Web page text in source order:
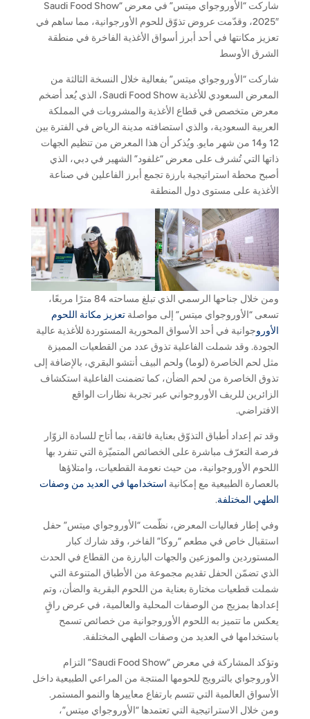
شاركت “الأوروجواي ميتس” في معرض “Saudi Food Show
2025″، وقدّمت عروض تذوّق للحوم الأورجوانية، مما ساهم في
تعزيز مكانتها في أحد أبرز أسواق الأغذية الفاخرة في منطقة
الشرق الأوسط
شاركت “الأوروجواي ميتس” بفعالية خلال النسخة الثالثة من
المعرض السعودي للأغذية Saudi Food Show، الذي يُعد أضخم
معرض متخصص في قطاع الأغذية والمشروبات في المملكة
العربية السعودية، والذي استضافته مدينة الرياض في الفترة بين
12 و14 من شهر مايو. ويُذكر أن هذا المعرض من تنظيم الجهات
ذاتها التي تُشرف على معرض “غلفود” الشهير في دبي، الذي
أصبح محطة استراتيجية بارزة تجمع أبرز الفاعلين في صناعة
الأغذية على مستوى دول المنطقة
ومن خلال جناحها الرسمي الذي تبلغ مساحته 84 مترًا مربعًا،
تسعى “الأوروجواي ميتس” إلى مواصلة تعزيز مكانة اللحوم
الأوروجوانية في أحد الأسواق المحورية المستوردة للأغذية عالية
الجودة. وقد شملت الفاعلية تذوق عدد من القطعيات المميزة
مثل لحم الخاصرة (لوما) ولحم البيف أنتشو البقري، بالإضافة إلى
تذوق الخاصرة من لحم الضأن، كما تضمنت الفاعلية استكشاف
الزائرين للريف الأوروجواني عبر تجربة نظارات الواقع
الافتراضي.
وقد تم إعداد أطباق التذوّق بعناية فائقة، بما أتاح للسادة الزوّار
فرصة التعرّف مباشرة على الخصائص المتميّزة التي تنفرد بها
اللحوم الأوروجوانية، من حيث نعومة القطعيات، وامتلاؤها
بالعصارة الطبيعية مع إمكانية استخدامها في العديد من وصفات
الطهي المختلفة.
وفي إطار فعاليات المعرض، نظّمت “الأوروجواي ميتس” حفل
استقبال خاص في مطعم “روكا” الفاخر، وقد شارك كبار
المستوردين والموزعين والجهات البارزة من القطاع في الحدث
الذي تضمّن الحفل تقديم مجموعة من الأطباق المتنوعة التي
شملت قطعيات مختارة بعناية من اللحوم البقرية والضأن، وتم
إعدادها بمزيج من الوصفات المحلية والعالمية، في عرض راقٍ
يعكس ما تتميز به اللحوم الأوروجوانية من خصائص تسمح
باستخدامها في العديد من وصفات الطهي المختلفة.
وتؤكد المشاركة في معرض “Saudi Food Show” التزام
الأوروجواي بالترويج للحومها المنتجة من المراعي الطبيعية داخل
الأسواق العالمية التي تتسم بارتفاع معاييرها والنمو المستمر.
ومن خلال الاستراتيجية التي تعتمدها “الأوروجواي ميتس”،